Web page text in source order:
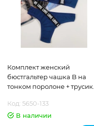
Комплект женский
бюстгальтер чашка B на
тонком поролоне + трусики
Код: 5650-133
В наличии